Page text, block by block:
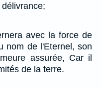
avec la force de
nom de l'Eternel, son
assurée, Car il
de la terre.